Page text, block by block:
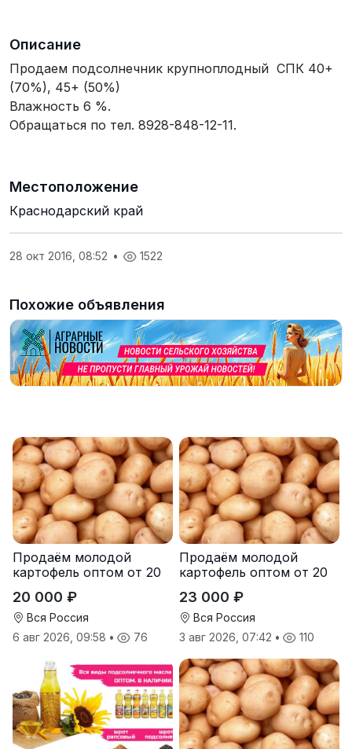
Описание
Продаем подсолнечник крупноплодный СПК 40+
(70%), 45+ (50%)
Влажность 6 %.
Обращаться по тел. 8928-848-12-11.
Местоположение
Краснодарский край
28 окт 2016, 08:52 • 1522
Похожие объявления
Продаём молодой
картофель оптом от 20
20 000 ₽
Вся Россия
6 авг 2026, 09:58 • 76
Продаём молодой
картофель оптом от 20
23 000 ₽
Вся Россия
3 авг 2026, 07:42 • 110